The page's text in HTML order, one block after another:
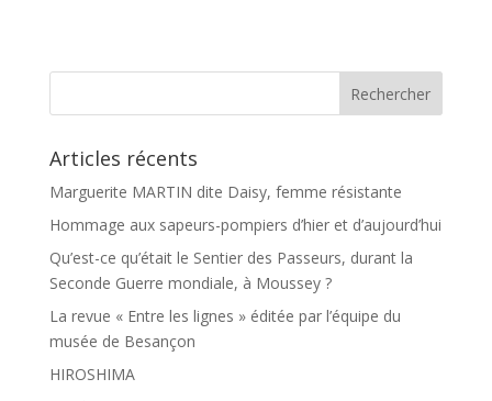
o e
Articles récents
Marguerite MARTIN dite Daisy, femme résistante
Hommage aux sapeurs-pompiers d’hier et d’aujourd’hui
Qu’est-ce qu’était le Sentier des Passeurs, durant la
Seconde Guerre mondiale, à Moussey ?
La revue « Entre les lignes » éditée par l’équipe du
musée de Besançon
HIROSHIMA